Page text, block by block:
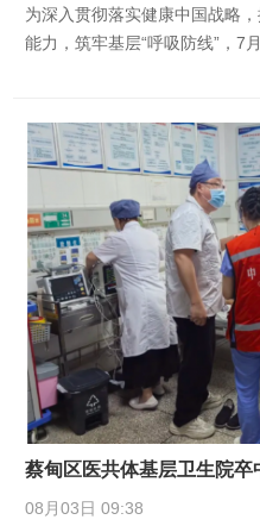
为深入贯彻落实健康中国战略
能力，筑牢基层“呼吸防线”，7
蔡甸区医共体基层卫生院卒
08月03日 09:38